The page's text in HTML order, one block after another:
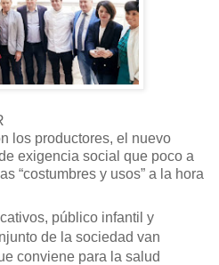
los productores, el nuevo
exigencia social que poco a
“costumbres y usos” a la hora
público infantil y
de la sociedad van
conviene para la salud